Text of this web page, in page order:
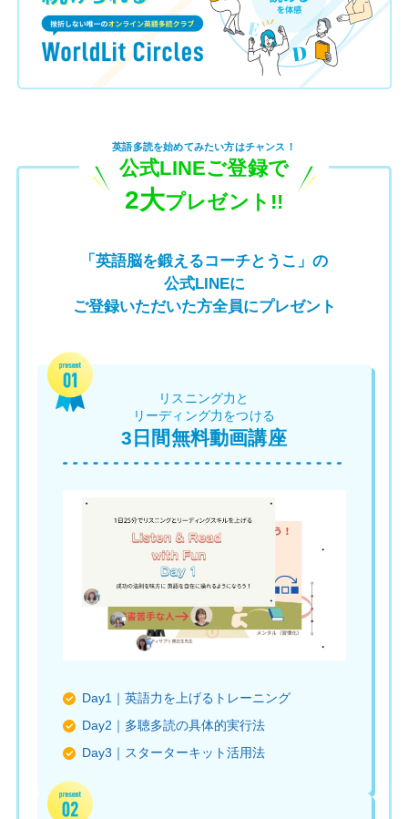
英語多読を始めてみたい方はチャンス！
公式LINEご登録で
2大プレゼント!!
「英語脳を鍛えるコーチとうこ」の
公式LINEに
ご登録いただいた方全員にプレゼント
リスニング力と
リーディング力をつける
3日間無料動画講座
Day1｜英語力を上げるトレーニング
Day2｜多聴多読の具体的実行法
Day3｜スターターキット活用法